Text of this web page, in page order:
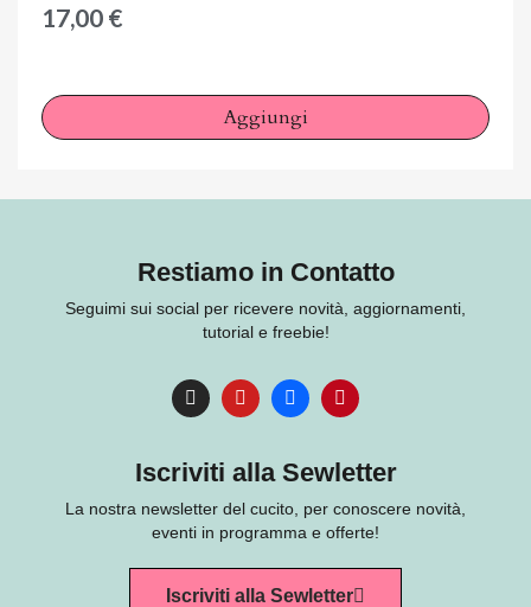
17,00 €
Aggiungi
Restiamo in Contatto
Seguimi sui social per ricevere novità, aggiornamenti,
tutorial e freebie!
Iscriviti alla Sewletter
La nostra newsletter del cucito, per conoscere novità,
eventi in programma e offerte!
Iscriviti alla Sewletter